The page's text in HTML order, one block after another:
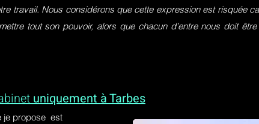
travail. Nous considérons que cette expression est risquée
tout son pouvoir, alors que chacun d’entre nous doit
uniquement à Tarbes
je propose est